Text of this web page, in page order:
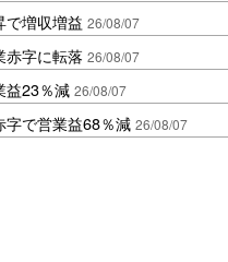
で増収増益 26/08/07
赤字に転落 26/08/07
益23％減 26/08/07
字で営業益68％減 26/08/07